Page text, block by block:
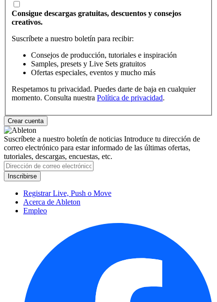
Consigue descargas gratuitas, descuentos y consejos
creativos.
Suscríbete a nuestro boletín para recibir:
Consejos de producción, tutoriales e inspiración
Samples, presets y Live Sets gratuitos
Ofertas especiales, eventos y mucho más
Respetamos tu privacidad. Puedes darte de baja en cualquier
momento. Consulta nuestra Política de privacidad.
Suscríbete a nuestro boletín de noticias Introduce tu dirección de
correo electrónico para estar informado de las últimas ofertas,
tutoriales, descargas, encuestas, etc.
Registrar Live, Push o Move
Acerca de Ableton
Empleo